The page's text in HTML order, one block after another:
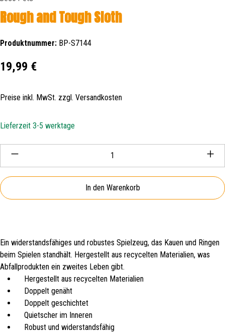
Rough and Tough Sloth
Produktnummer: BP-S7144
Regulärer Preis:
19,99 €
Preise inkl. MwSt. zzgl. Versandkosten
Lieferzeit 3-5 werktage
Produkt Anzahl: Gib den gewünschten Wert ein oder
In den Warenkorb
Ein widerstandsfähiges und robustes Spielzeug, das Kauen und Ringen
beim Spielen standhält. Hergestellt aus recycelten Materialien, was
Abfallprodukten ein zweites Leben gibt.
Hergestellt aus recycelten Materialien
Doppelt genäht
Doppelt geschichtet
Quietscher im Inneren
Robust und widerstandsfähig